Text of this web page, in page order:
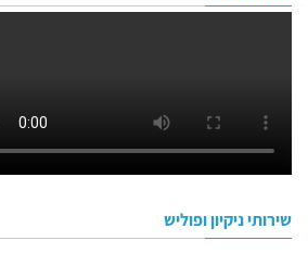
שירותי ניקיון ופוליש